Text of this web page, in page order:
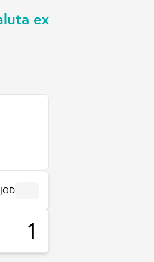
JOD - دينار أردني